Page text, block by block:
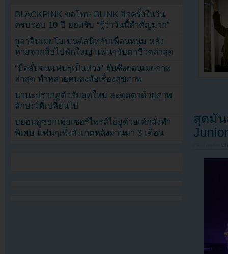
สุดมัน
BLACKPINK ขอโทษ BLINK อีกครั้งในวัน
ครบรอบ 10 ปี ยอมรับ “รู้ว่าวันนี้สำคัญมาก”
ยูอาอินเผยโมเมนต์สนิทกับเพื่อนหนุ่ม หลัง
หายจากสื่อไปพักใหญ่ แฟนๆจับตาชีวิตล่าสุด
“มือสั่นจนแฟนๆเป็นห่วง” ฮันซึงยอนเผยภาพ
ล่าสุด ทำหลายคนสงสัยเรื่องสุขภาพ
นานะปรากฏตัวกับลุคใหม่ สะดุดตาด้วยภาพ
ลักษณ์ที่เปลี่ยนไป
บยอนอูซอกเคยเซอร์ไพรส์ไอยูด้วยเค้กสั่งทำ
พิเศษ แฟนๆเพิ่งสังเกตหลังผ่านมา 3 เดือน